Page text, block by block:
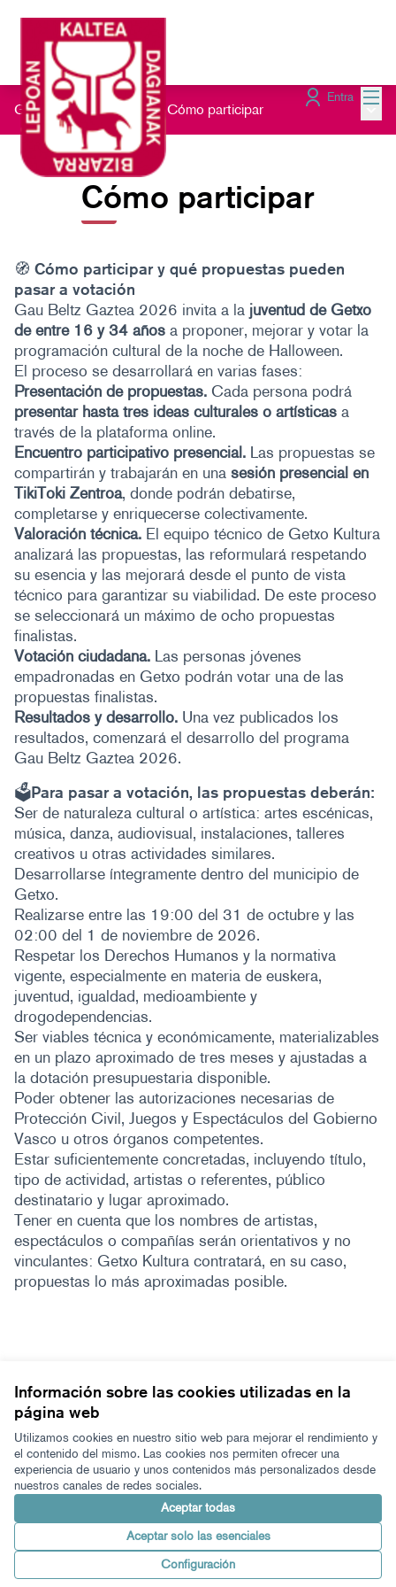
Información sobre las cookies utilizadas en la
página web
Utilizamos cookies en nuestro sitio web para mejorar el rendimiento y
el contenido del mismo. Las cookies nos permiten ofrecer una
experiencia de usuario y unos contenidos más personalizados desde
nuestros canales de redes sociales.
Aceptar todas
Aceptar solo las esenciales
Configuración
Entra
Gau Beltz Gaztea 2026/ Cómo participar
Cómo participar
🧭 Cómo participar y qué propuestas pueden
pasar a votación
Gau Beltz Gaztea 2026 invita a la juventud de Getxo
de entre 16 y 34 años a proponer, mejorar y votar la
programación cultural de la noche de Halloween.
El proceso se desarrollará en varias fases:
Presentación de propuestas. Cada persona podrá
presentar hasta tres ideas culturales o artísticas a
través de la plataforma online.
Encuentro participativo presencial. Las propuestas se
compartirán y trabajarán en una sesión presencial en
TikiToki Zentroa, donde podrán debatirse,
completarse y enriquecerse colectivamente.
Valoración técnica. El equipo técnico de Getxo Kultura
analizará las propuestas, las reformulará respetando
su esencia y las mejorará desde el punto de vista
técnico para garantizar su viabilidad. De este proceso
se seleccionará un máximo de ocho propuestas
finalistas.
Votación ciudadana. Las personas jóvenes
empadronadas en Getxo podrán votar una de las
propuestas finalistas.
Resultados y desarrollo. Una vez publicados los
resultados, comenzará el desarrollo del programa
Gau Beltz Gaztea 2026.
🗳️Para pasar a votación, las propuestas deberán:
Ser de naturaleza cultural o artística: artes escénicas,
música, danza, audiovisual, instalaciones, talleres
creativos u otras actividades similares.
Desarrollarse íntegramente dentro del municipio de
Getxo.
Realizarse entre las 19:00 del 31 de octubre y las
02:00 del 1 de noviembre de 2026.
Respetar los Derechos Humanos y la normativa
vigente, especialmente en materia de euskera,
juventud, igualdad, medioambiente y
drogodependencias.
Ser viables técnica y económicamente, materializables
en un plazo aproximado de tres meses y ajustadas a
la dotación presupuestaria disponible.
Poder obtener las autorizaciones necesarias de
Protección Civil, Juegos y Espectáculos del Gobierno
Vasco u otros órganos competentes.
Estar suficientemente concretadas, incluyendo título,
tipo de actividad, artistas o referentes, público
destinatario y lugar aproximado.
Tener en cuenta que los nombres de artistas,
espectáculos o compañías serán orientativos y no
vinculantes: Getxo Kultura contratará, en su caso,
propuestas lo más aproximadas posible.
Términos y condiciones de uso
Configuración de cookies
Zeugaz en X
(Enlace externo)
Zeugaz en Facebook
(Enlace externo)
Zeugaz en Instagram
(Enlace externo)
Zeugaz en YouTube
(Enlace externo)
Zeugaz en GitHub
(Enlace externo)
Castellano
Aukeratu hizkuntzaElegir el idioma
Made with ❤️ Web creada con software libre.
Con
(Enlace